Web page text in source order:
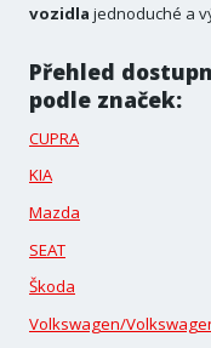
vozidla jednoduché a
Přehled
podle značek:
CUPRA
KIA
Mazda
SEAT
Škoda
Volkswagen/